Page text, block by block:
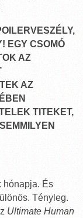
EGY CSOMÓ
AZ
AZ
TITEKET,
hónapja. És
Tényleg.
Ultimate Human